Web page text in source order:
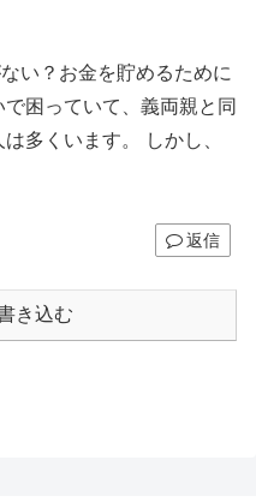
い？お金を貯めるために
困っていて、義両親と同
多くいます。 しかし、
返信
き込む